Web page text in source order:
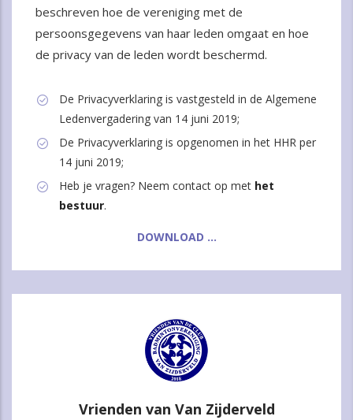
beschreven hoe de vereniging met de
persoonsgegevens van haar leden omgaat en hoe
de privacy van de leden wordt beschermd.
De Privacyverklaring is vastgesteld in de Algemene
Ledenvergadering van 14 juni 2019;
De Privacyverklaring is opgenomen in het HHR per
14 juni 2019;
Heb je vragen? Neem contact op met het
bestuur.
DOWNLOAD ...
Vrienden van Van Zijderveld